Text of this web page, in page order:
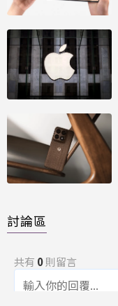
討論區
共有 0則留言